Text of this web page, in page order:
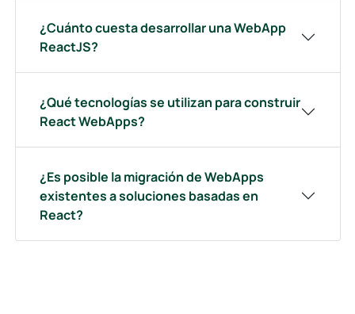
¿Cuánto cuesta desarrollar una WebApp
ReactJS?
¿Qué tecnologías se utilizan para construir
React WebApps?
¿Es posible la migración de WebApps
existentes a soluciones basadas en
React?